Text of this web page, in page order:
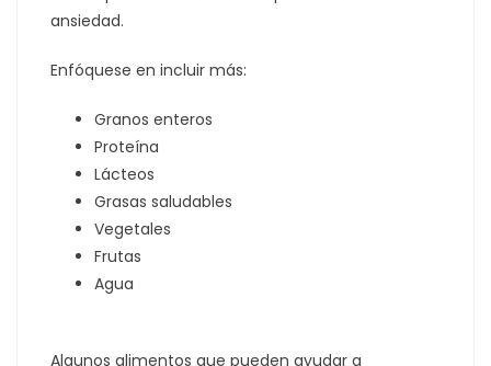
ansiedad.
Enfóquese en incluir más:
Granos enteros
Proteína
Lácteos
Grasas saludables
Vegetales
Frutas
Agua
Algunos alimentos que pueden ayudar a